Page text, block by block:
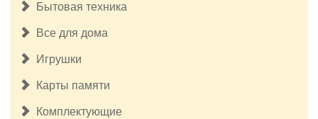
Бытовая техника
Все для дома
Игрушки
Карты памяти
Комплектующие